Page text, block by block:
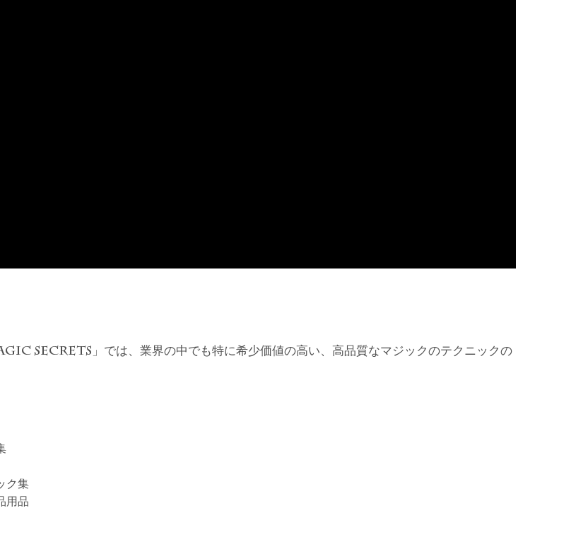
SECRETS 」では、業界の中でも特に希少価値の高い、高品質なマジックのテクニックの
ク集
用品